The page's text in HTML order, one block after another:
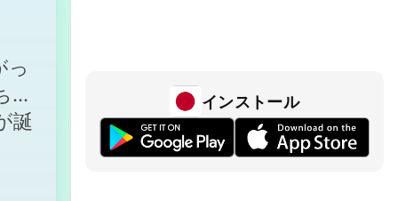
っ
ゃ
誕
インストール